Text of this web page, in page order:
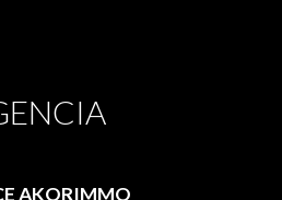
AKORIMMO